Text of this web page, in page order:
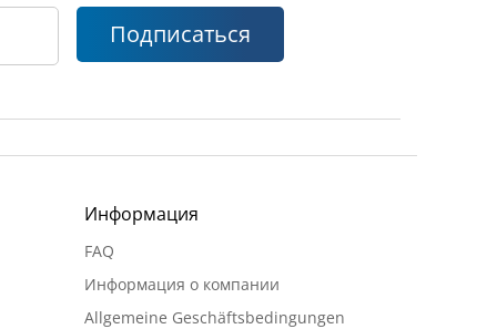
Подписаться
Информация
FAQ
Информация о компании
Allgemeine Geschäftsbedingungen